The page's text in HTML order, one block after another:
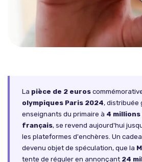
La pièce de 2 euros
olympiques Paris 2024, distribuée
enseignants du primaire à 4
français, se revend aujourd'hui
les plateformes d'enchères. Un
devenu objet de spéculation, que la
tente de réguler en annonçant 24